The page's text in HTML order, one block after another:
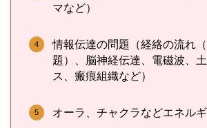
マなど）
情報伝達の問題（経絡の流れ
題）、脳神経伝達、電磁波、
ス、瘢痕組織など）
オーラ、チャクラなどエネル